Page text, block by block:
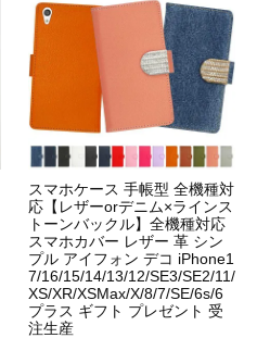
スマホケース 手帳型 全機種対
応【レザーorデニム×ラインス
トーンバックル】全機種対応
スマホカバー レザー 革 シン
プル アイフォン デコ iPhone1
7/16/15/14/13/12/SE3/SE2/11/
XS/XR/XSMax/X/8/7/SE/6s/6
プラス ギフト プレゼント 受
注生産